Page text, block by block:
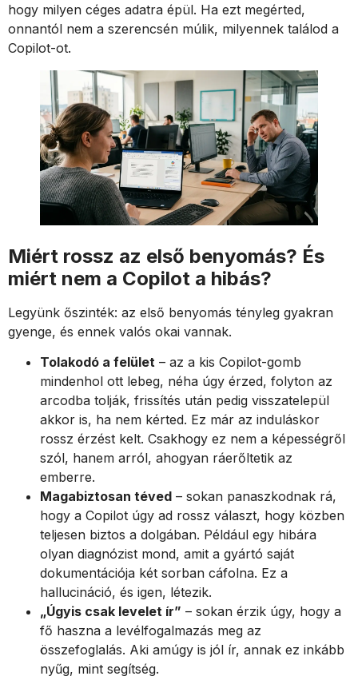
hogy milyen céges adatra épül. Ha ezt megérted,
onnantól nem a szerencsén múlik, milyennek találod a
Copilot-ot.
Miért rossz az első benyomás? És
miért nem a Copilot a hibás?
Legyünk őszinték: az első benyomás tényleg gyakran
gyenge, és ennek valós okai vannak.
Tolakodó a felület – az a kis Copilot-gomb
mindenhol ott lebeg, néha úgy érzed, folyton az
arcodba tolják, frissítés után pedig visszatelepül
akkor is, ha nem kérted. Ez már az induláskor
rossz érzést kelt. Csakhogy ez nem a képességről
szól, hanem arról, ahogyan ráerőltetik az
emberre.
Magabiztosan téved – sokan panaszkodnak rá,
hogy a Copilot úgy ad rossz választ, hogy közben
teljesen biztos a dolgában. Például egy hibára
olyan diagnózist mond, amit a gyártó saját
dokumentációja két sorban cáfolna. Ez a
hallucináció, és igen, létezik.
„Úgyis csak levelet ír” – sokan érzik úgy, hogy a
fő haszna a levélfogalmazás meg az
összefoglalás. Aki amúgy is jól ír, annak ez inkább
nyűg, mint segítség.